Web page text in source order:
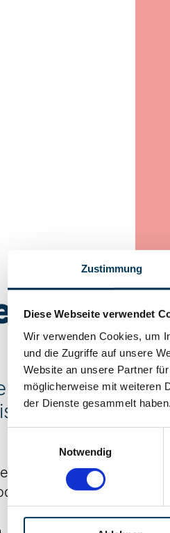
Zustimmung
Diese Webseite verwendet
Wir verwenden Cookies, um
und die Zugriffe auf unsere
Website an unsere Partner
möglicherweise mit weiteren
der Dienste gesammelt haben.
Notwendig
aus
und